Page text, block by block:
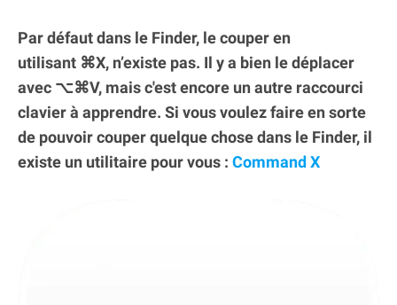
Par défaut dans le Finder, le couper en
utilisant ⌘X, n’existe pas. Il y a bien le déplacer
avec ⌥⌘V, mais c'est encore un autre raccourci
clavier à apprendre. Si vous voulez faire en sorte
de pouvoir couper quelque chose dans le Finder, il
existe un utilitaire pour vous : Command X